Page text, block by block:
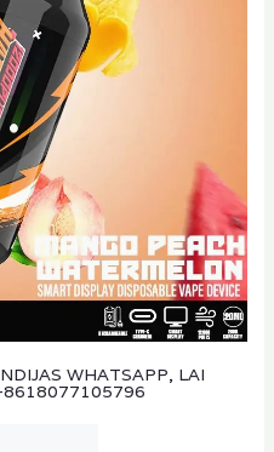
WHATSAPP, LAI